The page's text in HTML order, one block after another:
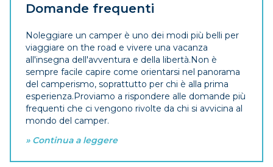
Domande frequenti
Noleggiare un camper è uno dei modi più belli per
viaggiare on the road e vivere una vacanza
all'insegna dell'avventura e della libertà.Non è
sempre facile capire come orientarsi nel panorama
del camperismo, soprattutto per chi è alla prima
esperienza.Proviamo a rispondere alle domande più
frequenti che ci vengono rivolte da chi si avvicina al
mondo del camper.
» Continua a leggere